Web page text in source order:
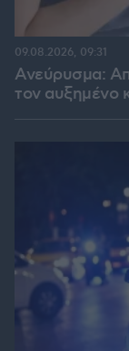
Ανεύρυσμα:
τον αυξημένο
09.08.2026, 09:31